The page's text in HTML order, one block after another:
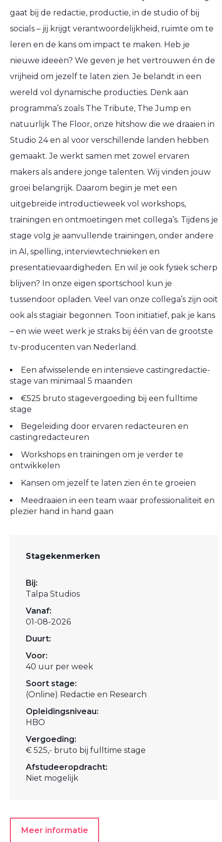
gaat bij de redactie, productie, in de studio of bij
socials – jij krijgt verantwoordelijkheid, ruimte om te
leren en de kans om impact te maken. Heb je
nieuwe ideeën? We geven je het vertrouwen én de
vrijheid om jezelf te laten zien. Je belandt in een
wereld vol dynamische producties. Denk aan
programma’s zoals The Tribute, The Jump en
natuurlijk The Floor, onze hitshow die we draaien in
Studio 24 en al voor verschillende landen hebben
gemaakt. Je werkt samen met zowel ervaren
makers als andere jonge talenten. Wij vinden jouw
groei belangrijk. Daarom begin je met een
uitgebreide introductieweek vol workshops,
trainingen en ontmoetingen met collega’s. Tijdens je
stage volg je aanvullende trainingen, onder andere
in AI, spelling, interviewtechnieken en
presentatievaardigheden. En wil je ook fysiek scherp
blijven? In onze eigen sportschool kun je
tussendoor opladen. Veel van onze collega’s zijn ooit
ook als stagiair begonnen. Toon initiatief, pak je kans
– en wie weet werk je straks bij één van de grootste
tv-producenten van Nederland.
Een afwisselende en intensieve castingredactie-
stage van minimaal 5 maanden
€525 bruto stagevergoeding bij een fulltime
stage
Begeleiding door ervaren redacteuren en
castingredacteuren
Workshops en trainingen om je verder te
ontwikkelen
Kansen om jezelf te laten zien én te groeien
Meedraaien in een team waar professionaliteit en
plezier hand in hand gaan
Stagekenmerken
Bij:
Talpa Studios
Vanaf:
01-08-2026
Duurt:
Voor:
40 uur per week
Soort stage:
(Online) Redactie en Research
Opleidingsniveau:
HBO
Vergoeding:
€ 525,- bruto bij fulltime stage
Afstudeeropdracht:
Niet mogelijk
Meer informatie